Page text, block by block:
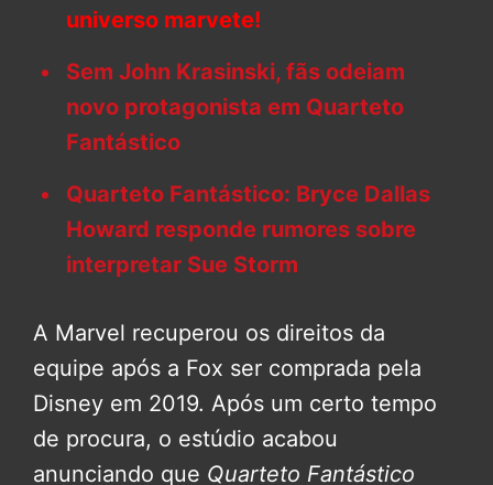
universo marvete!
Sem John Krasinski, fãs odeiam
novo protagonista em Quarteto
Fantástico
Quarteto Fantástico: Bryce Dallas
Howard responde rumores sobre
interpretar Sue Storm
A Marvel recuperou os direitos da
equipe após a Fox ser comprada pela
Disney em 2019. Após um certo tempo
de procura, o estúdio acabou
anunciando que Quarteto Fantástico